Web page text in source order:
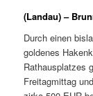
(Landau) –
Durch einen
goldenes
Rathausplatzes
Freitagmittag